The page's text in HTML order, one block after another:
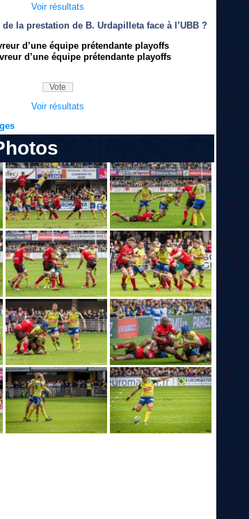
Voir résultats
de la prestation de B. Urdapilleta face à l’UBB ?
d’une équipe prétendante playoffs
d’une équipe prétendante playoffs
Voir résultats